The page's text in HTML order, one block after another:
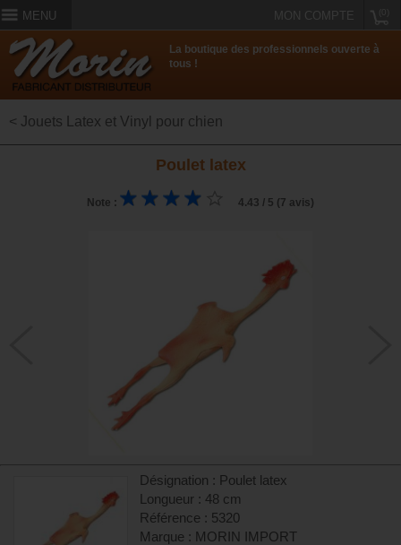
MENU MON COMPTE
La boutique des professionnels ouverte à
tous !
< Jouets Latex et Vinyl pour chien
Poulet latex
Note : 4.43 / 5 (7 avis)
Désignation : Poulet latex
Longueur : 48 cm
Référence : 5320
Marque : MORIN IMPORT